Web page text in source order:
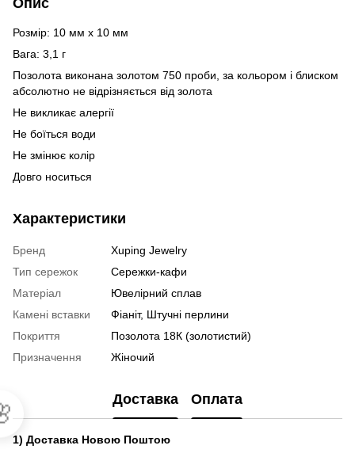
Розмір: 10 мм х 10 мм
Вага: 3,1 г
Позолота виконана золотом 750 проби, за кольором і блиском
абсолютно не відрізняється від золота
Не викликає алергії
Не боїться води
Не змінює колір
Довго носиться
Характеристики
Бренд
Xuping Jewelry
Тип сережок
Сережки-кафи
Матеріал
Ювелірний сплав
Камені вставки
Фіаніт, Штучні перлини
Покриття
Позолота 18К (золотистий)
Призначення
Жіночий
Доставка Оплата
1) Доставка Новою Поштою